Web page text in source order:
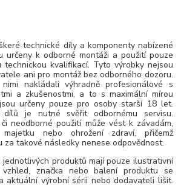
technické díly a komponenty nabízené
určeny k odborné montáži a použití pouze
technickou kvalifikací. Tyto výrobky nejsou
ani pro montáž bez odborného dozoru.
nakládali výhradně profesionálové s
a zkušenostmi, a to s maximální mírou
určeny pouze pro osoby starší 18 let.
dílů je nutné svěřit odbornému servisu.
neodborné použití může vést k závadám,
majetku nebo ohrožení zdraví, přičemž
takové následky nenese odpovědnost.
produktů mají pouze ilustrativní
vzhled, značka nebo balení produktu se
aktuální výrobní sérii nebo dodavateli lišit.